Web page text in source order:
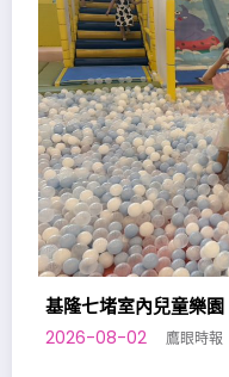
日夜間場次。